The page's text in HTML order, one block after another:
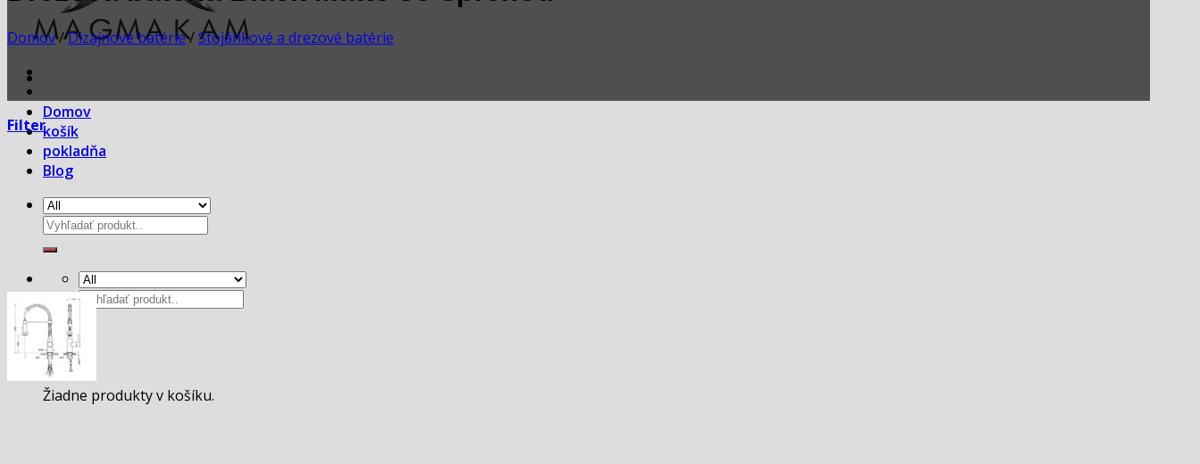
Domov
košík
pokladňa
Blog
Hľadať:
Hľadať:
Košík
Žiadne produkty v košíku.
Domov/Dizajnové batérie/Stojánkové a drezové batérie
Filter